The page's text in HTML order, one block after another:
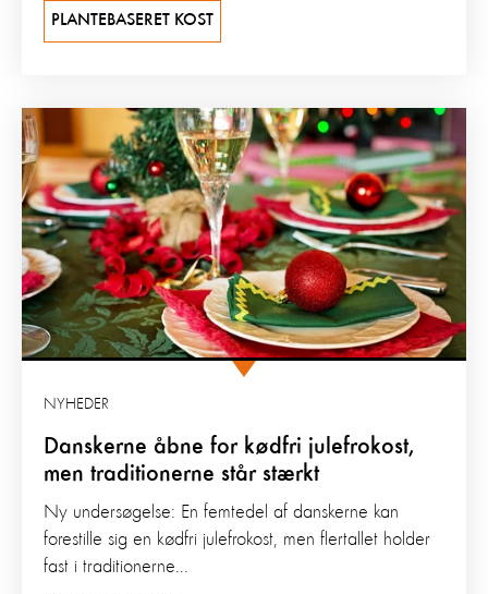
PLANTEBASERET KOST
Danskerne åbne for kødfri julefrokost,
men traditionerne står stærkt
NYHEDER
Ny undersøgelse: En femtedel af danskerne kan
forestille sig en kødfri julefrokost, men flertallet holder
fast i traditionerne...